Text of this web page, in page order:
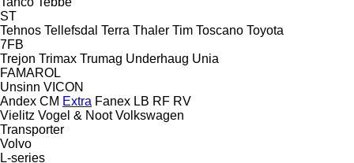
ST
Tehnos Tellefsdal Terra Thaler Tim Toscano Toyota
7FB
Trejon Trimax Trumag Underhaug Unia
FAMAROL
Unsinn VICON
Andex CM Extra Fanex LB RF RV
Vielitz Vogel & Noot Volkswagen
Transporter
Volvo
L-series